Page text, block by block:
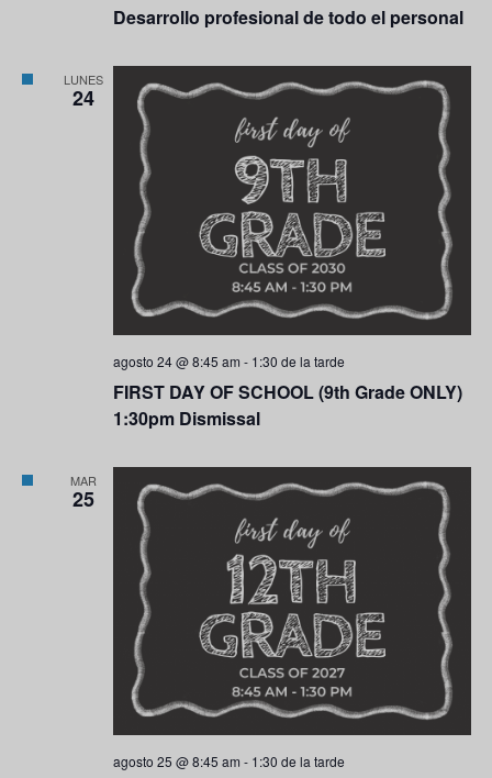
Desarrollo profesional de todo el personal
LUNES
24
FIRST DAY OF SCHOOL (9th Grade ONLY)
1:30pm Dismissal
agosto 24 @ 8:45 am - 1:30 de la tarde
MAR
25
agosto 25 @ 8:45 am - 1:30 de la tarde